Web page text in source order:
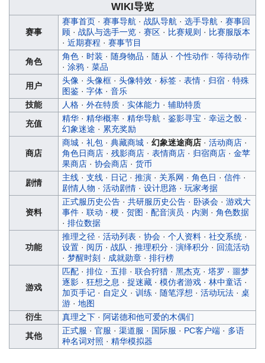
WIKI导览
赛事
赛事首页· 赛事导航 · 战队导航 · 选手导航 · 赛事回
顾· 战队与选手一览· 赛区· 比赛规则 · 比赛服版本
· 近期赛程 · 赛事节目
角色
角色· 时装 · 随身物品 · 随从 · 个性动作· 等待动作
· 涂鸦· 菜品
用户
头像 · 头像框· 头像特效 · 标签· 表情· 归宿· 特殊
图鉴· 字体· 音乐
技能
人格· 外在特质· 实体能力 · 辅助特质
充值
精华· 精华概率· 精华导航 · 鉴影寻宝 · 幸运之骰·
幻象迷途 · 累充奖励
商店
商城· 礼包· 典藏商城· 幻象迷途商店· 活动商店·
角色日商店· 残影商店· 表情商店· 归宿商店· 金苹
果商店· 协会商店· 货币
剧情
主线· 支线· 日记· 推演· 关系网 · 角色日 · 信件·
剧情人物 · 活动剧情· 设计思路 · 玩家考据
资料
正式服历史公告· 共研服历史公告· 卧谈会· 游戏大
事件· 联动 · 梗 · 贺图 · 配音演员 · 内测 · 角色数据
· 排位数据
功能
推理之径 · 活动列表· 协会· 个人资料· 社交系统·
设置· 阅历· 战队 · 推理积分· 演绎积分· 回流活动
· 梦醒时刻 · 成就勋章· 排行榜
游戏
匹配· 排位 · 五排· 联合狩猎· 黑杰克· 塔罗 · 噩梦
逐影· 狂想之息 · 捉迷藏· 模仿者游戏· 林中童话·
加页手记· 自定义 · 训练 · 随笔浮想 · 活动玩法· 桌
游· 地图
衍生
真理之下· 阿诺德和他可爱的木偶们
其他
正式服 · 官服 · 渠道服 · 国际服 · PC客户端· 多语
种名词对照 · 精华模拟器